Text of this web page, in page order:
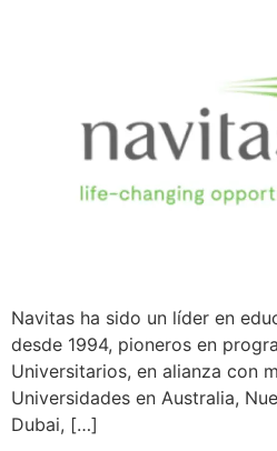
Navitas ha sido un líder en
desde 1994, pioneros en
Universitarios, en alianza con
Universidades en Australia,
Dubai, […]